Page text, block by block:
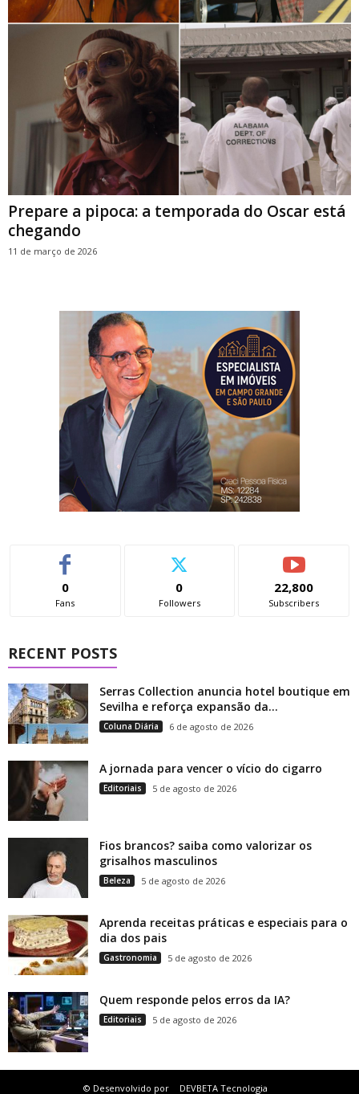
Prepare a pipoca: a temporada do Oscar está
chegando
11 de março de 2026
0
Fans
0
Followers
22,800
Subscribers
RECENT POSTS
Serras Collection anuncia hotel boutique em
Sevilha e reforça expansão da...
Coluna Diária 6 de agosto de 2026
A jornada para vencer o vício do cigarro
Editoriais 5 de agosto de 2026
Fios brancos? saiba como valorizar os
grisalhos masculinos
Beleza 5 de agosto de 2026
Aprenda receitas práticas e especiais para o
dia dos pais
Gastronomia 5 de agosto de 2026
Quem responde pelos erros da IA?
Editoriais 5 de agosto de 2026
© Desenvolvido por DEVBETA Tecnologia